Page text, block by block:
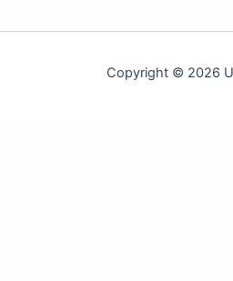
Copyright © 2026